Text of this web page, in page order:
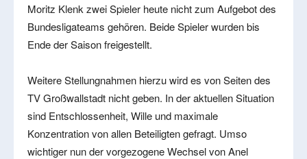
Moritz Klenk zwei Spieler heute nicht zum Aufgebot des
Bundesligateams gehören. Beide Spieler wurden bis
Ende der Saison freigestellt.
Weitere Stellungnahmen hierzu wird es von Seiten des
TV Großwallstadt nicht geben. In der aktuellen Situation
sind Entschlossenheit, Wille und maximale
Konzentration von allen Beteiligten gefragt. Umso
wichtiger nun der vorgezogene Wechsel von Anel